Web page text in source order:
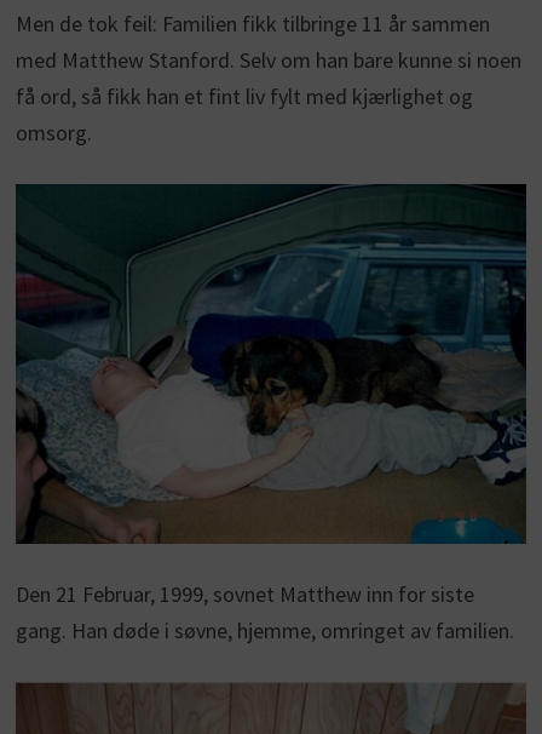
Men de tok feil: Familien fikk tilbringe 11 år sammen
med Matthew Stanford. Selv om han bare kunne si noen
få ord, så fikk han et fint liv fylt med kjærlighet og
omsorg.
Den 21 Februar, 1999, sovnet Matthew inn for siste
gang. Han døde i søvne, hjemme, omringet av familien.